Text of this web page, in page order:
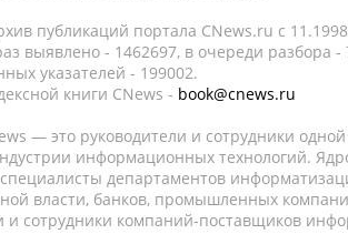
публикаций портала CNews.ru c
выявлено - 1462697, в очереди разбора -
указателей - 199002.
книги CNews - book@cnews.ru
— это руководители и сотрудники
информационных технологий.
департаментов
власти, банков, промышленных
и сотрудники компаний-поставщиков